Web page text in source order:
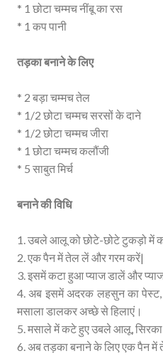
* 1 छोटा चम्मच नींबू का रस
* 1 कप पानी
तड़का बनाने के लिए
* 2 बड़ा चम्मच तेल
* 1/2 छोटा चम्मच सरसों के दाने
* 1/2 छोटा चम्मच जीरा
* 1 छोटा चम्मच कलौंजी
* 5 साबुत मिर्च
बनाने की विधि
1. उबले आलू को छोटे-छोटे टुकड़ो में
2. एक पैन में तेल लें और गरम करें|
3. इसमें कटा हुआ प्याज डालें और
4. अब इसमें अदरक लहसुन का पेस्ट,
मसाला डालकर अच्छे से हिलाएं।
5. मसाले में कटे हुए उबले आलू,
6. अब तड़का बनाने के लिए एक पैन